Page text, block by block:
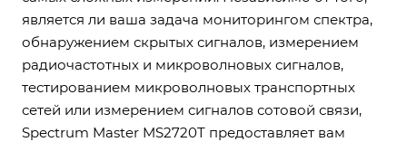
является ли ваша задача мониторингом спектра,
обнаружением скрытых сигналов, измерением
радиочастотных и микроволновых сигналов,
тестированием микроволновых транспортных
сетей или измерением сигналов сотовой связи,
Spectrum Master MS2720T предоставляет вам